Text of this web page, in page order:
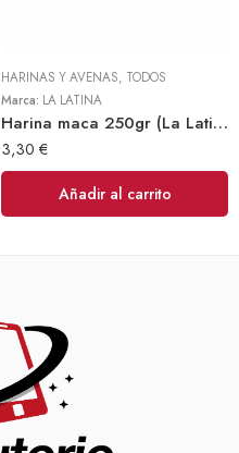
,TODOS
HARINAS Y AVENAS, TODOS
Marca: LA LATINA
Harina maca 250gr (La Latina)
3,30 €
Añadir al carrito